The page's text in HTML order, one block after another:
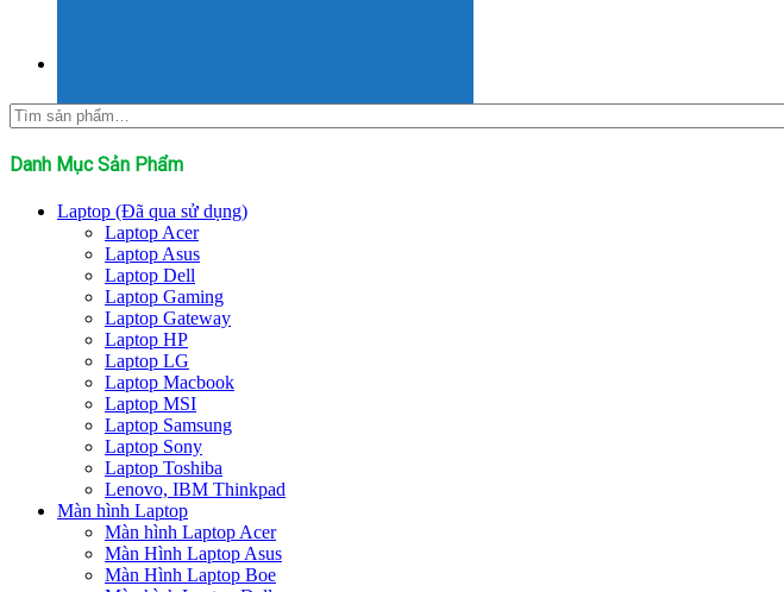
Tìm
kiếm:
Danh Mục Sản Phẩm
Laptop (Đã qua sử dụng)
Laptop Acer
Laptop Asus
Laptop Dell
Laptop Gaming
Laptop Gateway
Laptop HP
Laptop LG
Laptop Macbook
Laptop MSI
Laptop Samsung
Laptop Sony
Laptop Toshiba
Lenovo, IBM Thinkpad
Màn hình Laptop
Màn hình Laptop Acer
Màn Hình Laptop Asus
Màn Hình Laptop Boe